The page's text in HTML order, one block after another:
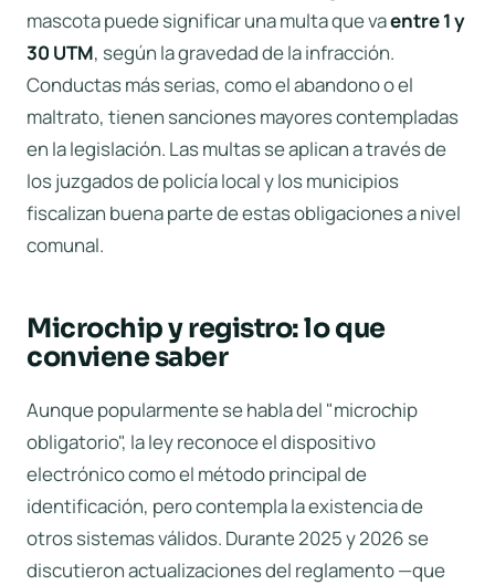
mascota puede significar una multa que vaentre 1 y
30 UTM, según la gravedad de la infracción.
Conductas más serias, como el abandono o el
maltrato, tienen sanciones mayores contempladas
en la legislación. Las multas se aplican a través de
los juzgados de policía local y los municipios
fiscalizan buena parte de estas obligaciones a nivel
comunal.
Microchip y registro: lo que
conviene saber
Aunque popularmente se habla del "microchip
obligatorio", la ley reconoce el dispositivo
electrónico como el método principal de
identificación, pero contempla la existencia de
otros sistemas válidos. Durante 2025 y 2026 se
discutieron actualizaciones del reglamento —que